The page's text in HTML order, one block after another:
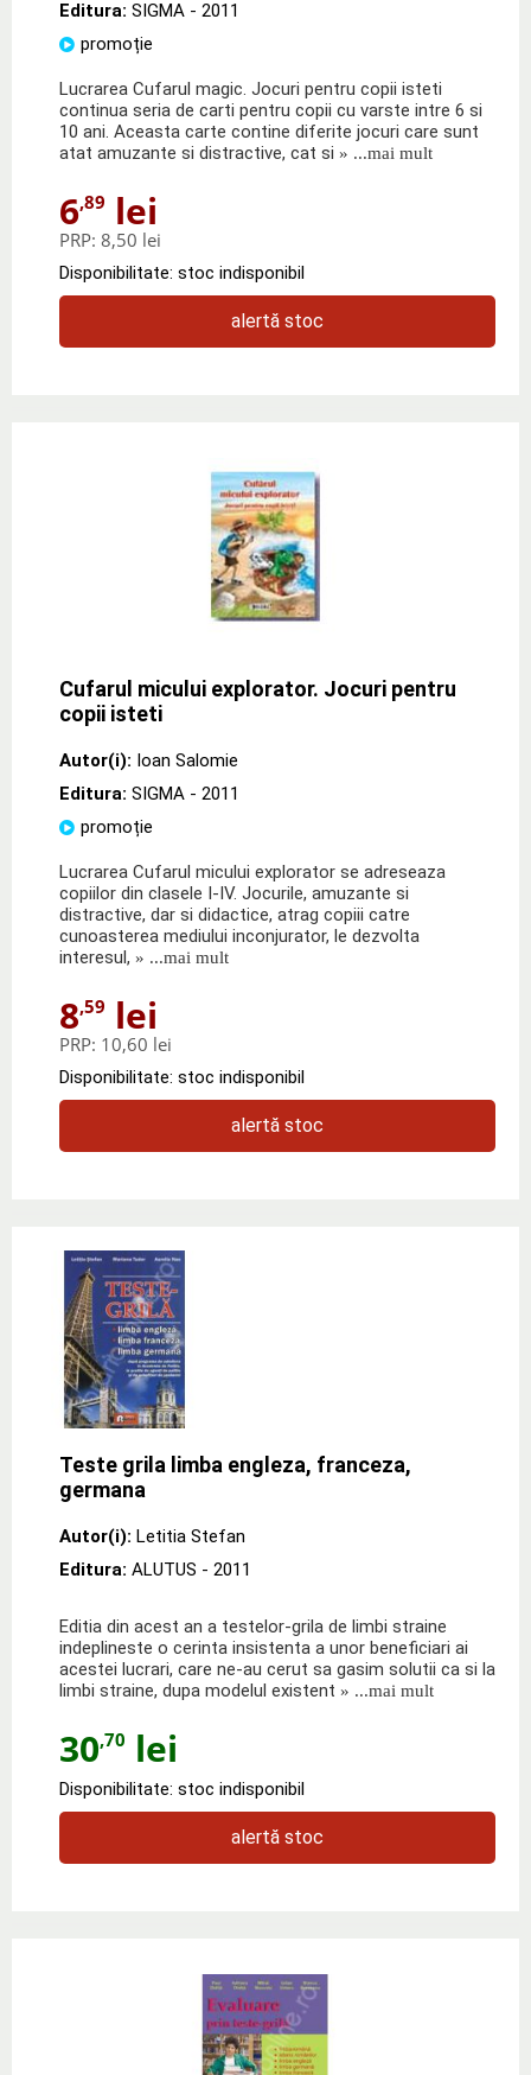
Editura: SIGMA - 2011
promoție
Lucrarea Cufarul magic. Jocuri pentru copii isteti
continua seria de carti pentru copii cu varste intre 6 si
10 ani. Aceasta carte contine diferite jocuri care sunt
atat amuzante si distractive, cat si » ...mai mult
6,89 lei
PRP: 8,50 lei
Disponibilitate: stoc indisponibil
alertă stoc
Cufarul micului explorator. Jocuri pentru
copii isteti
Autor(i): Ioan Salomie
Editura: SIGMA - 2011
promoție
Lucrarea Cufarul micului explorator se adreseaza
copiilor din clasele I-IV. Jocurile, amuzante si
distractive, dar si didactice, atrag copiii catre
cunoasterea mediului inconjurator, le dezvolta
interesul, » ...mai mult
8,59 lei
PRP: 10,60 lei
Disponibilitate: stoc indisponibil
alertă stoc
Teste grila limba engleza, franceza,
germana
Autor(i): Letitia Stefan
Editura: ALUTUS - 2011
Editia din acest an a testelor-grila de limbi straine
indeplineste o cerinta insistenta a unor beneficiari ai
acestei lucrari, care ne-au cerut sa gasim solutii ca si la
limbi straine, dupa modelul existent » ...mai mult
30,70 lei
Disponibilitate: stoc indisponibil
alertă stoc